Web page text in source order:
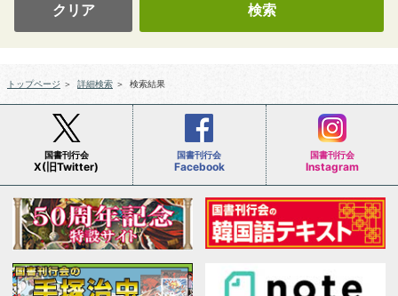
クリア
トップページ ＞ 詳細検索 ＞ 検索結果
国書刊行会
X(旧Twitter)
国書刊行会
Facebook
国書刊行会
Instagram